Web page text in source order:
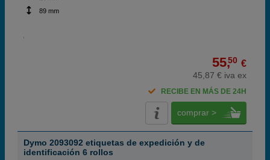
89 mm
55,50 €
45,87 € iva ex
RECIBE EN MÁS DE 24H
comprar >
Dymo 2093092 etiquetas de expedición y de
identificación 6 rollos